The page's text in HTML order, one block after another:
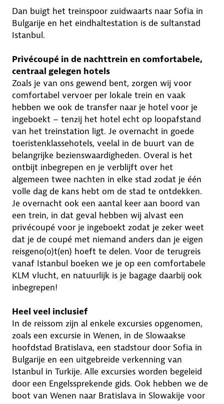
Dan buigt het treinspoor zuidwaarts naar Sofia in
Bulgarije en het eindhaltestation is de sultanstad
Istanbul.
Privécoupé in de nachttrein en comfortabele,
centraal gelegen hotels
Zoals je van ons gewend bent, zorgen wij voor
comfortabel vervoer per lokale trein en vaak
hebben we ook de transfer naar je hotel voor je
ingeboekt – tenzij het hotel echt op loopafstand
van het treinstation ligt. Je overnacht in goede
toeristenklassehotels, veelal in de buurt van de
belangrijke bezienswaardigheden. Overal is het
ontbijt inbegrepen en je verblijft over het
algemeen twee nachten in elke stad zodat je één
volle dag de kans hebt om de stad te ontdekken.
Je overnacht ook een aantal keer aan boord van
een trein, in dat geval hebben wij alvast een
privécoupé voor je ingeboekt zodat je zeker weet
dat je de coupé met niemand anders dan je eigen
reisgeno(o)t(en) hoeft te delen. Voor de terugreis
vanaf Istanbul boeken we je op een comfortabele
KLM vlucht, en natuurlijk is je bagage daarbij ook
inbegrepen!
Heel veel inclusief
In de reissom zijn al enkele excursies opgenomen,
zoals een excursie in Wenen, in de Slowaakse
hoofdstad Bratislava, een stadstour door Sofia in
Bulgarije en een uitgebreide verkenning van
Istanbul in Turkije. Alle excursies worden begeleid
door een Engelssprekende gids. Ook hebben we de
boot van Wenen naar Bratislava in Slowakije voor